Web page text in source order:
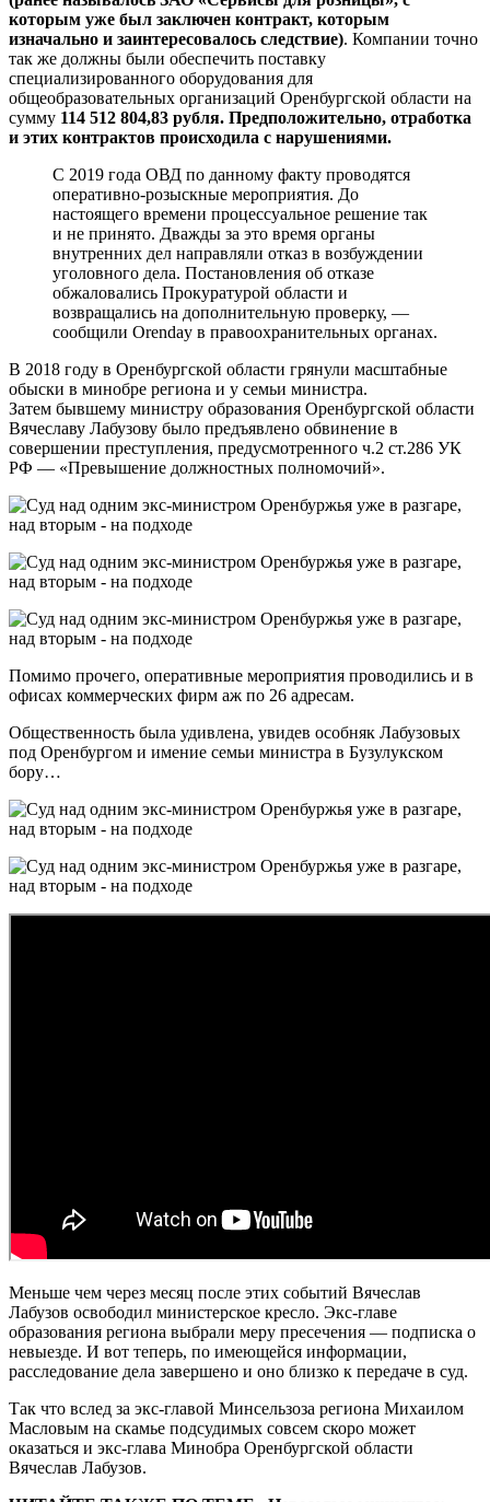
которым уже был заключен контракт, которым
изначально и заинтересовалось следствие). Компании точно
так же должны были обеспечить поставку
специализированного оборудования для
общеобразовательных организаций Оренбургской области на
сумму 114 512 804,83 рубля. Предположительно, отработка
и этих контрактов происходила с нарушениями.
С 2019 года ОВД по данному факту проводятся
оперативно-розыскные мероприятия. До
настоящего времени процессуальное решение так
и не принято. Дважды за это время органы
внутренних дел направляли отказ в возбуждении
уголовного дела. Постановления об отказе
обжаловались Прокуратурой области и
возвращались на дополнительную проверку, —
сообщили Orenday в правоохранительных органах.
В 2018 году в Оренбургской области грянули масштабные
обыски в минобре региона и у семьи министра.
Затем бывшему министру образования Оренбургской области
Вячеславу Лабузову было предъявлено обвинение в
совершении преступления, предусмотренного ч.2 ст.286 УК
РФ — «Превышение должностных полномочий».
Помимо прочего, оперативные мероприятия проводились и в
офисах коммерческих фирм аж по 26 адресам.
Общественность была удивлена, увидев особняк Лабузовых
под Оренбургом и имение семьи министра в Бузулукском
бору…
Меньше чем через месяц после этих событий Вячеслав
Лабузов освободил министерское кресло. Экс-главе
образования региона выбрали меру пресечения — подписка о
невыезде. И вот теперь, по имеющейся информации,
расследование дела завершено и оно близко к передаче в суд.
Так что вслед за экс-главой Минсельзоза региона Михаилом
Масловым на скамье подсудимых совсем скоро может
оказаться и экс-глава Минобра Оренбургской области
Вячеслав Лабузов.